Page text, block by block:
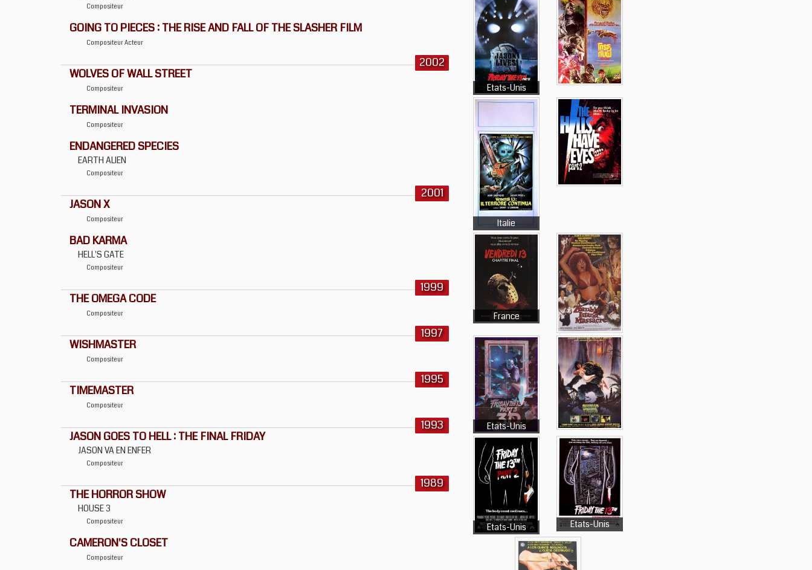
Compositeur
GOING TO PIECES : THE RISE AND FALL OF THE SLASHER FILM
CompositeurActeur
2002
WOLVES OF WALL STREET
Compositeur
TERMINAL INVASION
Compositeur
ENDANGERED SPECIES
EARTH ALIEN
Compositeur
2001
JASON X
Compositeur
BAD KARMA
HELL'S GATE
Compositeur
1999
THE OMEGA CODE
Compositeur
1997
WISHMASTER
Compositeur
1995
TIMEMASTER
Compositeur
1993
JASON GOES TO HELL : THE FINAL FRIDAY
JASON VA EN ENFER
Compositeur
1989
THE HORROR SHOW
HOUSE 3
Compositeur
CAMERON'S CLOSET
Compositeur
Etats-Unis
Italie
France
Etats-Unis
Etats-Unis Etats-Unis